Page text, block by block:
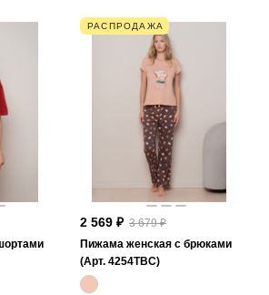
РАСПРОДАЖА
2 569 ₽ 3 679 ₽
Пижама женская с брюками
(Арт. 4254TBC)